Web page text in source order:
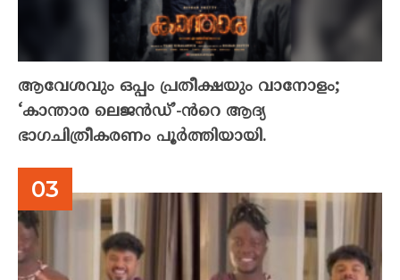
ആവേശവും ഒപ്പം പ്രതീക്ഷയും വാനോളം;
‘കാന്താര ലെജൻഡ്’-ൻറെ ആദ്യ
ഭാഗചിത്രീകരണം പൂർത്തിയായി.